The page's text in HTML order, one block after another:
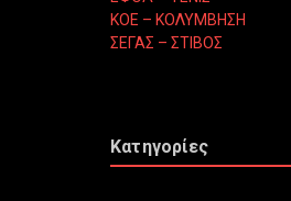
ΚΟΕ – ΚΟΛΥΜΒΗΣΗ
ΣΕΓΑΣ – ΣΤΙΒΟΣ
Κατηγορίες